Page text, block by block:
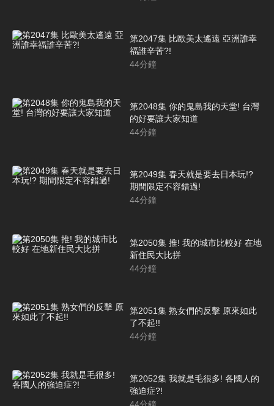
第2047集 比歐美太遙遠 亞洲誰幸
福誰辛苦?!
44分鐘
第2048集 你的鬼島我的天堂! 台灣
的好要讓大家知道
44分鐘
第2049集 春天就是要去日本玩!?
期間限定不容錯過!
44分鐘
第2050集 推! 我的城市比較好 在地
新住民大比拼
44分鐘
第2051集 熟女們的反擊 原來如此
了不起!!
44分鐘
第2052集 我就是毛很多! 各國人的
強迫症?!